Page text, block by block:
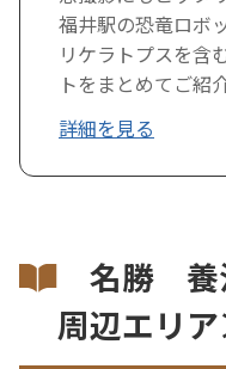
福井駅の恐竜ロボ
リケラトプスを含
トをまとめてご紹
詳細を見る
名勝 養
周辺エリア